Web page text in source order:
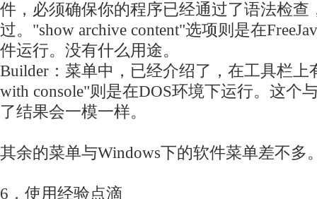
件，必须确保你的程序已经通过了语法检查
过。"show archive content"选项则是在
件运行。没有什么用途。
Builder：菜单中，已经介绍了，在工具栏上
with console"则是在DOS环境下运行。这个
了结果会一模一样。
其余的菜单与Windows下的软件菜单差不多
6．使用经验点滴